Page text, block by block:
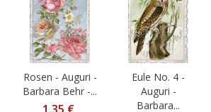
Rosen - Auguri -
Barbara Behr -...
Eule No. 4 -
Auguri -
Barbara...